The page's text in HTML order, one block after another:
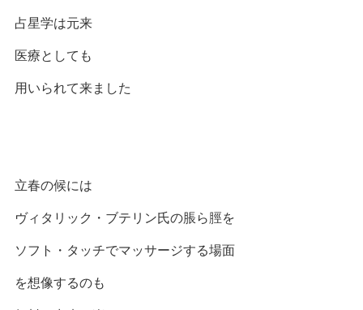
占星学は元来
医療としても
用いられて来ました
立春の候には
ヴィタリック・ブテリン氏の脹ら脛を
ソフト・タッチでマッサージする場面
を想像するのも